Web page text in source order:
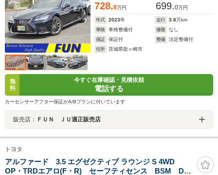
728.8万円 699.0万円
年式 2023年 走行 3.8万km
車検
車検整備付 修復
なし
保証
保証付 整備
法定整備付
住所
茨城県龍ヶ崎市
無
料
今すぐ在庫確認・見積依頼
電話する
カーセンサーアフター保証がA/Bプランに付いています
販売店： ＦＵＮ ＪＵ適正販売店
トヨタ
アルファード 3.5 エグゼクティブ ラウンジ S 4WD
OP・TRDエアロ(F・R) セーフティセンス BSM Dイ